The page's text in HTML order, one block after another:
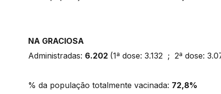
NA GRACIOSA
Administradas: 6.202 (1ª dose: 3.132 ; 2ª dose:
% da população totalmente vacinada: 72,8%